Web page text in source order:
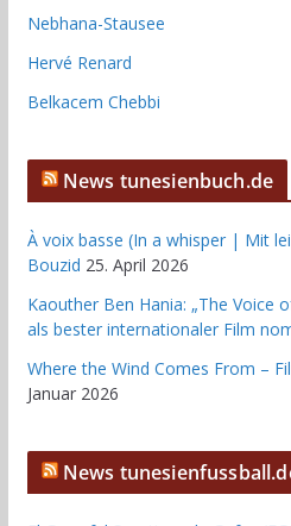
Nebhana-Stausee
Hervé Renard
Belkacem Chebbi
News tunesienbuch.de
À voix basse (In a whisper | Mit
Bouzid 25. April 2026
Kaouther Ben Hania: „The Voice
als bester internationaler Film
Where the Wind Comes From –
Januar 2026
News